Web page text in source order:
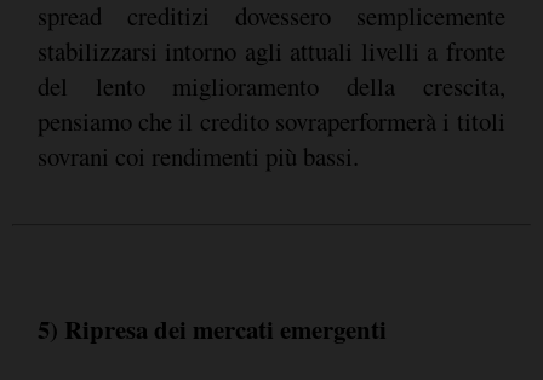
spread creditizi dovessero semplicemente
stabilizzarsi intorno agli attuali livelli a fronte
del lento miglioramento della crescita,
pensiamo che il credito sovraperformerà i titoli
sovrani coi rendimenti più bassi.
5) Ripresa dei mercati emergenti